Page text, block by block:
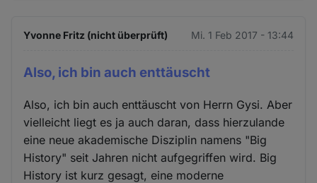
Yvonne Fritz (nicht überprüft) Mi. 1 Feb 2017 - 13:44
Also, ich bin auch enttäuscht
Also, ich bin auch enttäuscht von Herrn Gysi. Aber
vielleicht liegt es ja auch daran, dass hierzulande
eine neue akademische Disziplin namens "Big
History" seit Jahren nicht aufgegriffen wird. Big
History ist kurz gesagt, eine moderne